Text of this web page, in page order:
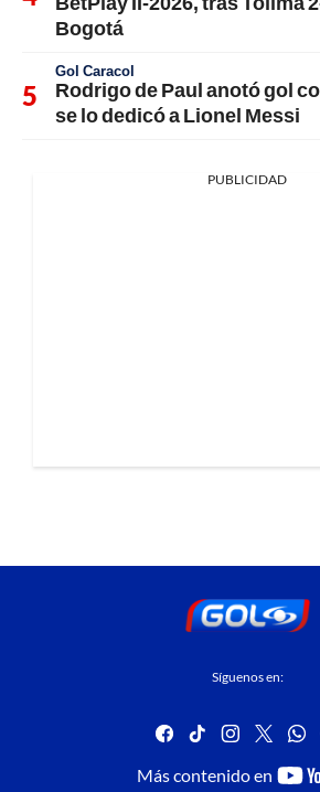
Bogotá
Gol Caracol
Rodrigo de Paul anotó gol
se lo dedicó a Lionel Messi
PUBLICIDAD
Síguenos en:
facebook
tiktok
Más contenido en